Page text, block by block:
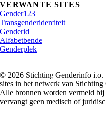
VERWANTE SITES
Gender123
Transgenderidentiteit
Genderid
Alfabetbende
Genderplek
© 2026 Stichting Genderinfo i.o.
sites in het netwerk van
Alle bronnen worden vermeld
vervangt geen medisch of